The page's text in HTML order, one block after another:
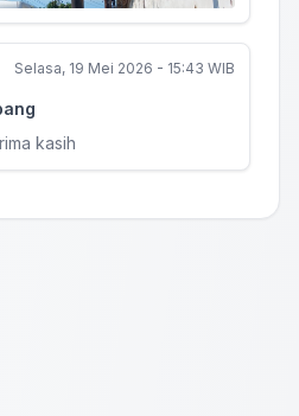
Selasa, 19 Mei 2026 - 15:43 WIB
kasih